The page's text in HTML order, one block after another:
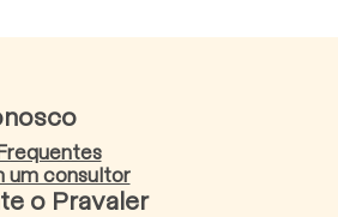
um consultor
o Pravaler